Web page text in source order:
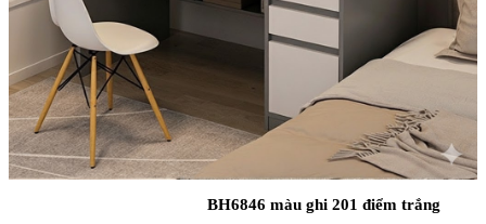
BH6846 màu ghi 201 điểm trắng